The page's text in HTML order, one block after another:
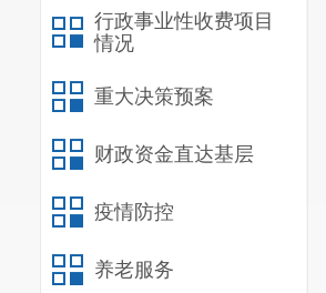
行政事业性收费项目
情况
重大决策预案
财政资金直达基层
疫情防控
养老服务